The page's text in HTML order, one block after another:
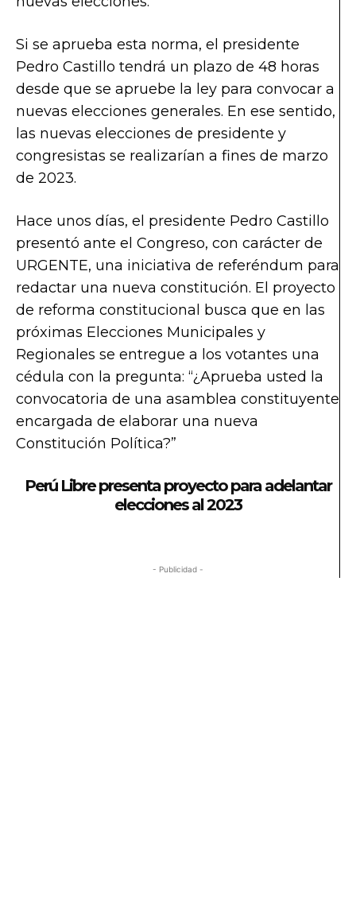
Si se aprueba esta norma, el presidente
Pedro Castillo tendrá un plazo de 48 horas
desde que se apruebe la ley para convocar a
nuevas elecciones generales. En ese sentido,
las nuevas elecciones de presidente y
congresistas se realizarían a fines de marzo
de 2023.
Hace unos días, el presidente Pedro Castillo
presentó ante el Congreso, con carácter de
URGENTE, una iniciativa de referéndum para
redactar una nueva constitución. El proyecto
de reforma constitucional busca que en las
próximas Elecciones Municipales y
Regionales se entregue a los votantes una
cédula con la pregunta: “¿Aprueba usted la
convocatoria de una asamblea constituyente
encargada de elaborar una nueva
Constitución Política?”
Perú Libre presenta proyecto para adelantar
elecciones al 2023
- Publicidad -